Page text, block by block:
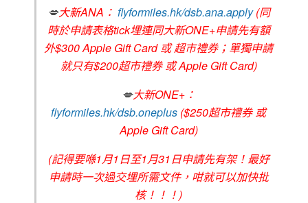
💋大新ANA： flyformiles.hk/dsb.ana.apply(同
時於申請表格tick埋連同大新ONE+申請先有額
外$300 Apple Gift Card 或 超市禮券；單獨申請
就只有$200超市禮券 或 Apple Gift Card)
💋大新ONE+：
flyformiles.hk/dsb.oneplus ($250超市禮券 或
Apple Gift Card)
(記得要喺1月1日至1月31日申請先有架！最好
申請時一次過交埋所需文件，咁就可以加快批
核！！！)